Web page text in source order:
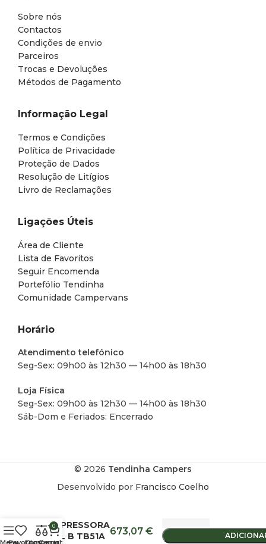
Sobre nós
Contactos
Condições de envio
Parceiros
Trocas e Devoluções
Métodos de Pagamento
Informação Legal
Termos e Condições
Política de Privacidade
Proteção de Dados
Resolução de Litígios
Livro de Reclamações
Ligações Úteis
Área de Cliente
Lista de Favoritos
Seguir Encomenda
Portefólio Tendinha
Comunidade Campervans
Horário
Atendimento telefónico
Seg-Sex: 09h00 às 12h30 — 14h00 às 18h30
Loja Física
Seg-Sex: 09h00 às 12h30 — 14h00 às 18h30
Sáb-Dom e Feriados: Encerrado
© 2026 Tendinha Campers
Desenvolvido por Francisco Coelho
COMPRESSORA
INDEL B TB51A 673,07 €
MenuFavoritosComparar
0
Carrinho